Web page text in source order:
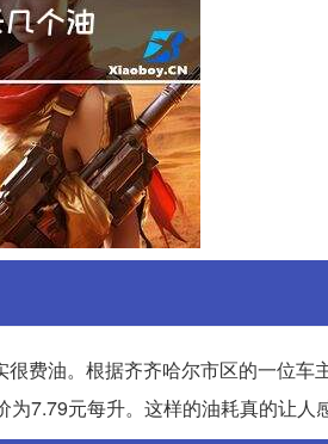
费油。根据齐齐哈尔市区的一位
7.79元每升。这样的油耗真的让人